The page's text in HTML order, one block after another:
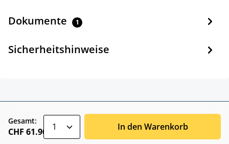
Dokumente 1
Sicherheitshinweise
Gesamt:
CHF 61.90 In den Warenkorb